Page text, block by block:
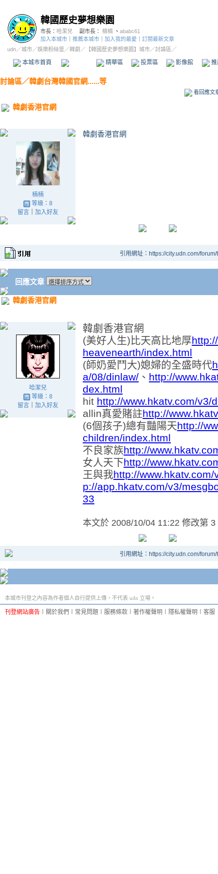
韓國歷史夢想樂園
市長： 哈潔兒 副市長： 楠楠 、 ababc61
加入本城市
推薦本城市 加入我的最愛
訂閱最新文章
udn／城市／娛樂粉絲堡 ／韓劇 ／ 【韓國歷史夢想樂園】城市／討論區／
本城市首頁 精華區 投票區 影像館
討論區／韓劇台灣韓國官網......等
看回應文
韓劇香港官網
楠楠
等級：8
留言｜ 加入好友
韓劇香港官網
引用網址：https://city.udn.com/
回應文章
韓劇香港官網
哈潔兒
等級：8
留言｜ 加入好友
韓劇香港官網
(美好人生)比天高比地厚
heavenearth/index.html
(師奶愛鬥大)媳婦的全盛時代
a/08/dinlaw/ 、 http://
dex.html
hit http://www.hkatv.com/v3/
allin真愛賭註http://
(6個孩子)總有豔陽天http://
children/index.html
不良家族http://
女人天下http://
王與我http://
p://app.hkatv.com/v3/
33
本文於 2008/10/04 11:22 修改第 3
引用網址：https://city.udn.com/
本城市刊登之內容為作者個人自行提供上傳，不代表 udn 立場。
刊登網站廣告 關於我們 常見問題 服務條款 著作權聲明 隱私權聲明 客服